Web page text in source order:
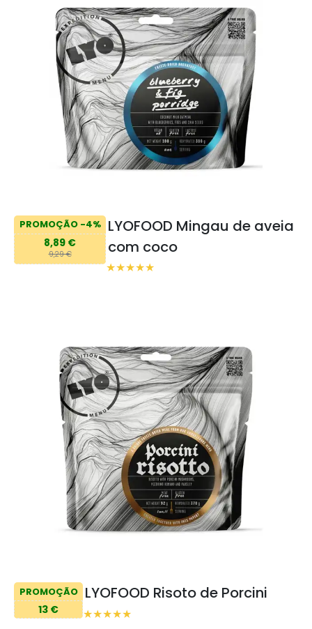
PROMOÇÃO -4%
8,89 €
9,29 €
LYOFOOD Mingau de aveia
com coco
PROMOÇÃO
13 €
LYOFOOD Risoto de Porcini